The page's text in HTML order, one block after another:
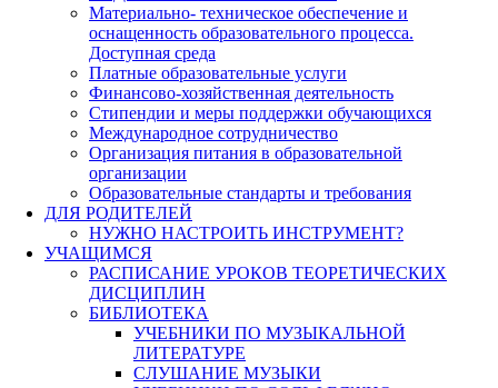
Материально- техническое обеспечение и
оснащенность образовательного процесса.
Доступная среда
Платные образовательные услуги
Финансово-хозяйственная деятельность
Стипендии и меры поддержки обучающихся
Международное сотрудничество
Организация питания в образовательной
организации
Образовательные стандарты и требования
ДЛЯ РОДИТЕЛЕЙ
НУЖНО НАСТРОИТЬ ИНСТРУМЕНТ?
УЧАЩИМСЯ
РАСПИСАНИЕ УРОКОВ ТЕОРЕТИЧЕСКИХ
ДИСЦИПЛИН
БИБЛИОТЕКА
УЧЕБНИКИ ПО МУЗЫКАЛЬНОЙ
ЛИТЕРАТУРЕ
СЛУШАНИЕ МУЗЫКИ